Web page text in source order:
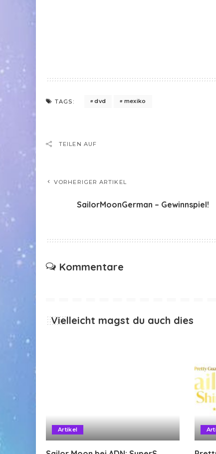
TAGS: dvd mexiko
TEILEN AUF
VORHERIGER ARTIKEL
SailorMoonGerman – Gewinnspiel!
Kommentare
Vielleicht magst du auch dies
Artikel